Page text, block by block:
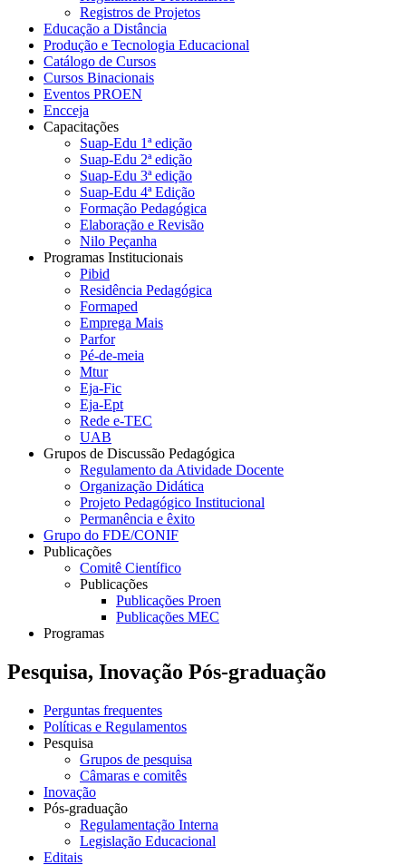
Registros de Projetos
Educação a Distância
Produção e Tecnologia Educacional
Catálogo de Cursos
Cursos Binacionais
Eventos PROEN
Encceja
Capacitações
Suap-Edu 1ª edição
Suap-Edu 2ª edição
Suap-Edu 3ª edição
Suap-Edu 4ª Edição
Formação Pedagógica
Elaboração e Revisão
Nilo Peçanha
Programas Institucionais
Pibid
Residência Pedagógica
Formaped
Emprega Mais
Parfor
Pé-de-meia
Mtur
Eja-Fic
Eja-Ept
Rede e-TEC
UAB
Grupos de Discussão Pedagógica
Regulamento da Atividade Docente
Organização Didática
Projeto Pedagógico Institucional
Permanência e êxito
Grupo do FDE/CONIF
Publicações
Comitê Científico
Publicações
Publicações Proen
Publicações MEC
Programas
Pesquisa, Inovação Pós-graduação
Perguntas frequentes
Políticas e Regulamentos
Pesquisa
Grupos de pesquisa
Câmaras e comitês
Inovação
Pós-graduação
Regulamentação Interna
Legislação Educacional
Editais